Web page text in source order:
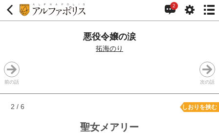
2
悪役令嬢の涙
拓海のり
前の話 次の話
2 / 6 しおりを挟む
聖女メアリー